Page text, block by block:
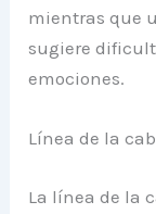
mientras que
sugiere
emociones.
Línea de la
La línea de la